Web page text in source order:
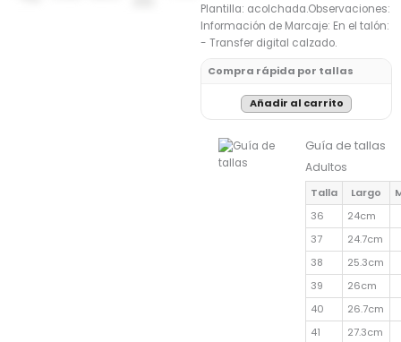
Plantilla: acolchada.Observaciones:
Información de Marcaje: En el talón:
- Transfer digital calzado.
Compra rápida por tallas
Añadir al carrito
Guía de tallas
Adultos
Talla Largo
36
24cm
37
24.7cm
38
25.3cm
39
26cm
40
26.7cm
41
27.3cm